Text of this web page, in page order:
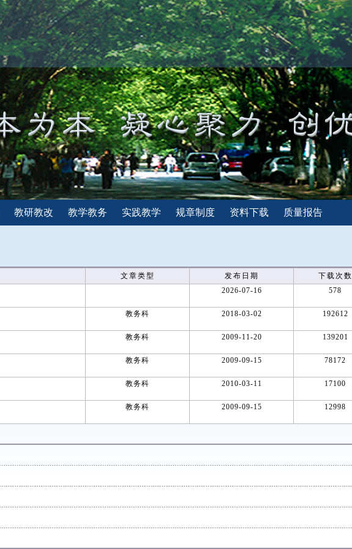
教研教改 教学教务 实践教学 规章制度 资料下载 质量报告
文章类型 发布日期 下载次数
2026-07-16 578
教务科 2018-03-02 192612
教务科 2009-11-20 139201
教务科 2009-09-15 78172
教务科 2010-03-11 17100
教务科 2009-09-15 12998